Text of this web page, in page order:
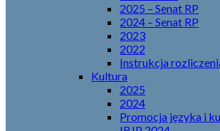
2025 – Senat RP
2024 – Senat RP
2023
2022
Instrukcja
Kultura
2025
2024
Promocja języka i